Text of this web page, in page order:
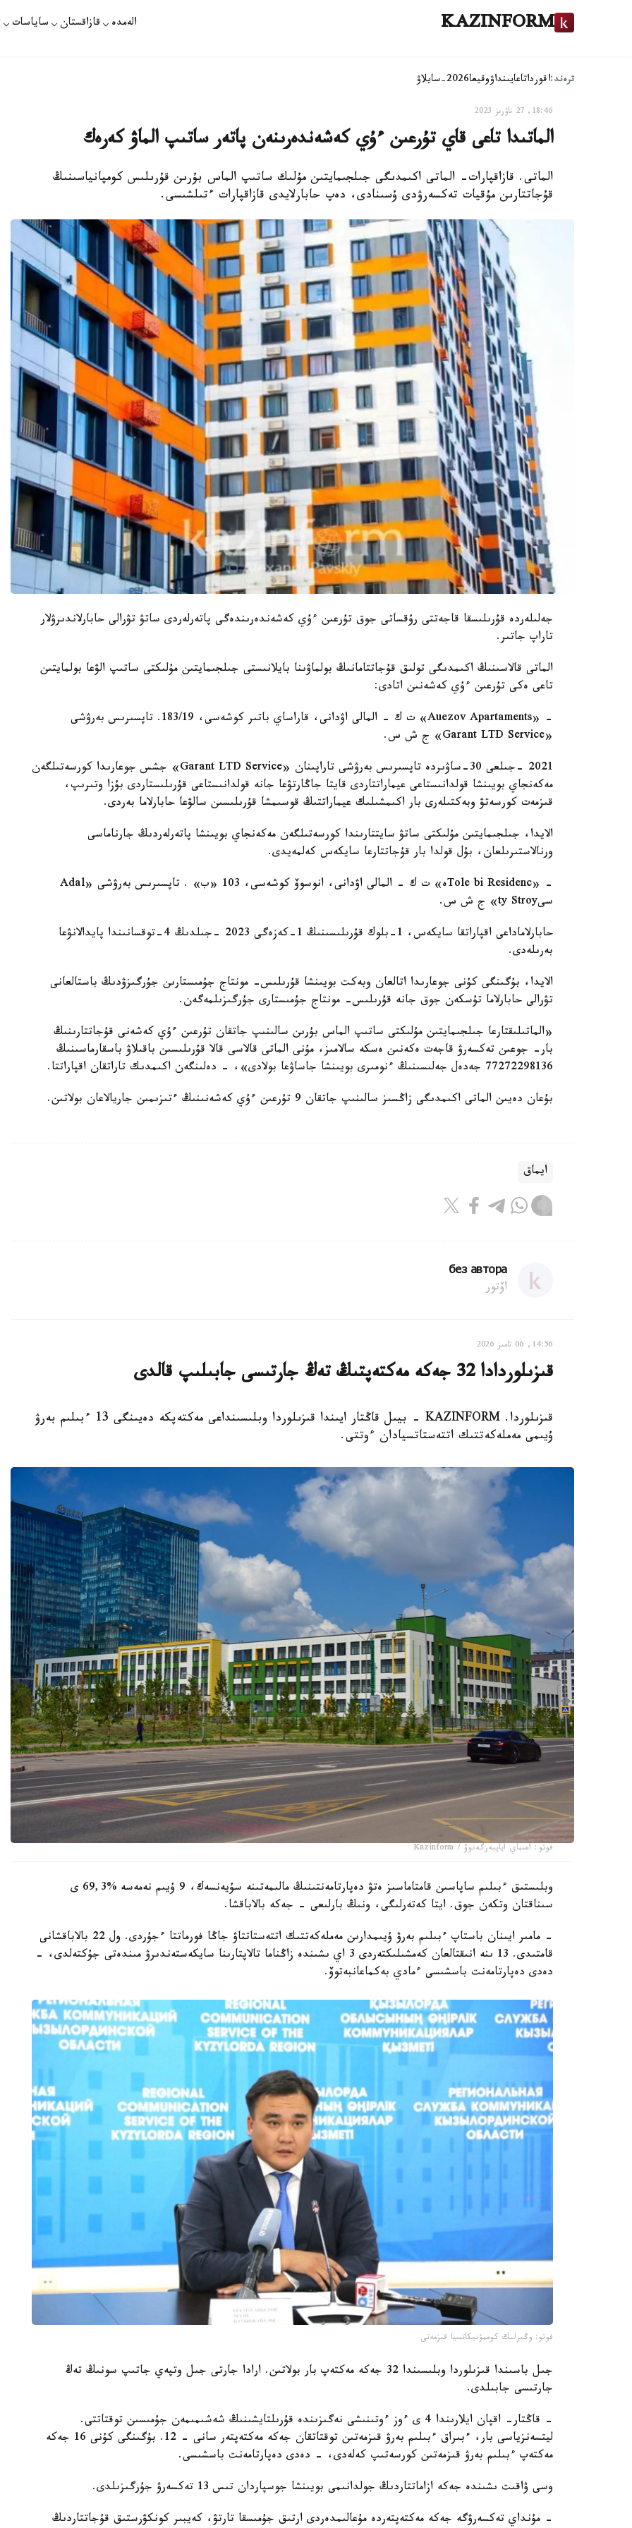
KAZINFORM الەمدە قازاقستان ساياسات
ترەند:اقورداتاعايىنداۋوقيعا2026-سايلاۋ
18:46, 27 ناۋرىز 2023
الماتىدا تاعى قاي تۇرعىن ءۇي كەشەندەرىنەن پاتەر ساتىپ الماۋ كەرەك
الماتى. قازاقپارات- الماتى اكىمدىگى جىلجىمايتىن مۇلىك ساتىپ الماس بۇرىن قۇرىلىس كومپانياسىنىڭ
قۇجاتتارىن مۇقيات تەكسەرۋدى ۇسىنادى، دەپ حابارلايدى قازاقپارات ءتىلشىسى.
جەلىلەردە قۇرىلىسقا قاجەتتى رۇقساتى جوق تۇرعىن ءۇي كەشەندەرىندەگى پاتەرلەردى ساتۋ تۋرالى حابارلاندىرۋلار
تاراپ جاتىر.
الماتى قالاسىنىڭ اكىمدىگى تولىق قۇجاتتامانىڭ بولماۋىنا بايلانىستى جىلجىمايتىن مۇلىكتى ساتىپ الۋعا بولمايتىن
تاعى ەكى تۇرعىن ءۇي كەشەنىن اتادى:
- «Auezov Apartaments» ت ك - المالى اۋدانى، قاراساي باتىر كوشەسى، 183/19. تاپسىرىس بەرۋشى
«Garant LTD Service» ج ش س.
2021 -جىلعى 30-ساۋىردە تاپسىرىس بەرۋشى تاراپىنان «Garant LTD Service» جشس جوعارىدا كورسەتىلگەن
مەكەنجاي بويىنشا قولدانىستاعى عيماراتتاردى قايتا جاڭارتۋعا جانە قولدانىستاعى قۇرىلىستاردى بۇزا وتىرىپ،
قىزمەت كورسەتۋ وبەكتىلەرى بار اكىمشىلىك عيماراتتىڭ قوسىمشا قۇرىلىسىن سالۋعا حابارلاما بەردى.
الايدا، جىلجىمايتىن مۇلىكتى ساتۋ سايتتارىندا كورسەتىلگەن مەكەنجاي بويىنشا پاتەرلەردىڭ جارناماسى
ورنالاستىرىلعان، بۇل قولدا بار قۇجاتتارعا سايكەس كەلمەيدى.
- «Tole bi Residencە» ت ك - المالى اۋدانى، انوسوۆ كوشەسى، 103 «ب» . تاپسىرىس بەرۋشى «Adal
سىty Stroy» ج ش س.
حابارلاماداعى اقپاراتقا سايكەس، 1-بلوك قۇرىلىسىنىڭ 1-كەزەگى 2023 -جىلدىڭ 4-توقسانىندا پايدالانۋعا
بەرىلەدى.
الايدا، بۇگىنگى كۇنى جوعارىدا اتالعان وبەكت بويىنشا قۇرىلىس- مونتاج جۇمىستارىن جۇرگىزۋدىڭ باستالعانى
تۋرالى حابارلاما تۇسكەن جوق جانە قۇرىلىس- مونتاج جۇمىستارى جۇرگىزىلمەگەن.
«الماتىلىقتارعا جىلجىمايتىن مۇلىكتى ساتىپ الماس بۇرىن سالىنىپ جاتقان تۇرعىن ءۇي كەشەنى قۇجاتتارىنىڭ
بار- جوعىن تەكسەرۋ قاجەت ەكەنىن ەسكە سالامىز، مۇنى الماتى قالاسى قالا قۇرىلىسىن باقىلاۋ باسقارماسىنىڭ
77272298136 جەدەل جەلىسىنىڭ ءنومىرى بويىنشا جاساۋعا بولادى»، - دەلىنگەن اكىمدىك تاراتقان اقپاراتتا.
بۇعان دەيىن الماتى اكىمدىگى زاڭسىز سالىنىپ جاتقان 9 تۇرعىن ءۇي كەشەنىنىڭ ءتىزىمىن جاريالاعان بولاتىن.
ايماق
без автора
اۆتور
14:56, 06 تامىز 2026
قىزىلوردادا 32 جەكە مەكتەپتىڭ تەڭ جارتىسى جابىلىپ قالدى
قىزىلوردا. KAZINFORM - بيىل قاڭتار ايىندا قىزىلوردا وبلىسىنداعى مەكتەپكە دەيىنگى 13 ءبىلىم بەرۋ
ۇيىمى مەملەكەتتىك اتتەستاتسيادان ءوتتى.
فوتو: اعىباي اياپبەرگەنوۆ / Kazinform
وبلىستىق ءبىلىم ساپاسىن قامتاماسىز ەتۋ دەپارتامەنتىنىڭ مالىمەتىنە سۇيەنسەك، 9 ۇيىم نەمەسە %69,3 ى
سىناقتان وتكەن جوق. ايتا كەتەرلىگى، ونىڭ بارلىعى - جەكە بالاباقشا.
- مامىر ايىنان باستاپ ءبىلىم بەرۋ ۇيىمدارىن مەملەكەتتىك اتتەستاتتاۋ جاڭا فورماتتا ءجۇردى. ول 22 بالاباقشانى
قامتىدى. 13 ىنە انىقتالعان كەمشىلىكتەردى 3 اي ىشىندە زاڭناما تالاپتارىنا سايكەستەندىرۋ مىندەتى جۇكتەلدى، -
دەدى دەپارتامەنت باسشىسى ءمادي بەكماعانبەتوۆ.
فوتو: وڭىرلىك كوممۋنيكاتسيا قىزمەتى
جىل باسىندا قىزىلوردا وبلىسىندا 32 جەكە مەكتەپ بار بولاتىن. ارادا جارتى جىل وتپەي جاتىپ سونىڭ تەڭ
جارتىسى جابىلدى.
- قاڭتار- اقپان ايلارىندا 4 ى ءوز ءوتىنىشى نەگىزىندە قۇرىلتايشىنىڭ شەشىمىمەن جۇمىسىن توقتاتتى.
ليتسەنزياسى بار، ءبىراق ءبىلىم بەرۋ قىزمەتىن توقتاتقان جەكە مەكتەپتەر سانى - 12. بۇگىنگى كۇنى 16 جەكە
مەكتەپ ءبىلىم بەرۋ قىزمەتىن كورسەتىپ كەلەدى، - دەدى دەپارتامەنت باسشىسى.
وسى ۋاقىت ىشىندە جەكە ازاماتتاردىڭ جولدانىمى بويىنشا جوسپاردان تىس 13 تەكسەرۋ جۇرگىزىلدى.
- مۇنداي تەكسەرۋگە جەكە مەكتەپتەردە مۇعالىمدەردى ارتىق جۇمىسقا تارتۋ، كەيبىر كونكۋرستىق قۇجاتتاردىڭ